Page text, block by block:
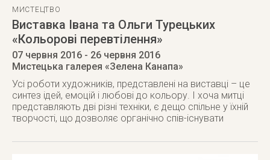
МИСТЕЦТВО
Виставка Івана та Ольги Турецьких
«Кольорові перевтілення»
07 червня 2016 - 26 червня 2016
Мистецька галерея «Зелена Канапа»
Усі роботи художників, представлені на виставці – це
синтез ідей, емоцій і любові до кольору. І хоча митці
представляють дві різні техніки, є дещо спільне у їхній
творчості, що дозволяє органічно спів-існувати